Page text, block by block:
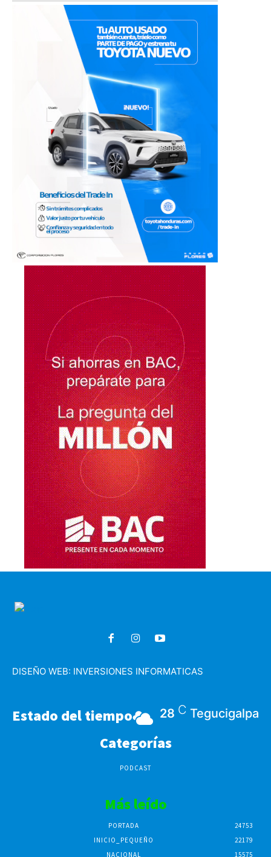
DISEÑO WEB: INVERSIONES INFORMATICAS
Estado del tiempo 28 C Tegucigalpa
Categorías
PODCAST
Más leído
PORTADA
24753
INICIO_PEQUEÑO
22179
NACIONAL
15575